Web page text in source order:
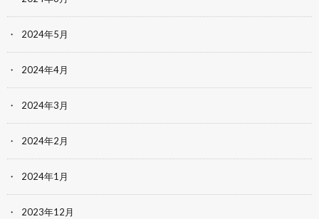
2024年5月
2024年4月
2024年3月
2024年2月
2024年1月
2023年12月